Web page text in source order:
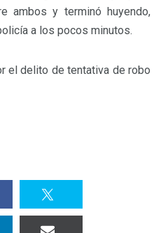
ambos y terminó huyendo,
a los pocos minutos.
el delito de tentativa de robo